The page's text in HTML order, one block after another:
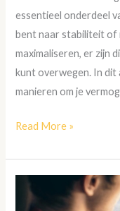
essentieel onderdeel
bent naar stabiliteit of
maximaliseren, er zijn
kunt overwegen. In dit
manieren om je
Read More »
Waarom